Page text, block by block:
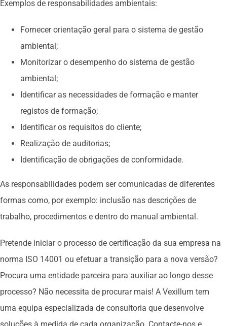
Exemplos de responsabilidades ambientais:
Fornecer orientação geral para o sistema de gestão
ambiental;
Monitorizar o desempenho do sistema de gestão
ambiental;
Identificar as necessidades de formação e manter
registos de formação;
Identificar os requisitos do cliente;
Realização de auditorias;
Identificação de obrigações de conformidade.
As responsabilidades podem ser comunicadas de diferentes
formas como, por exemplo: inclusão nas descrições de
trabalho, procedimentos e dentro do manual ambiental.
Pretende iniciar o processo de certificação da sua empresa na
norma ISO 14001 ou efetuar a transição para a nova versão?
Procura uma entidade parceira para auxiliar ao longo desse
processo? Não necessita de procurar mais! A Vexillum tem
uma equipa especializada de consultoria que desenvolve